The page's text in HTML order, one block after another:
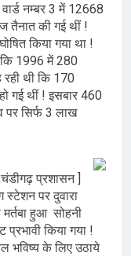
नम्बर 3 में 12668
तैनात की गई थीं !
किया गया था !
1996 में 280
थी कि 170
गई थीं ! इसबार 460
पर सिर्फ 3 लाख
प्रशासन ]
स्टेशन पर दुवारा
हुआ सोहनी
प्रभावी किया गया !
भविष्य के लिए उठाये